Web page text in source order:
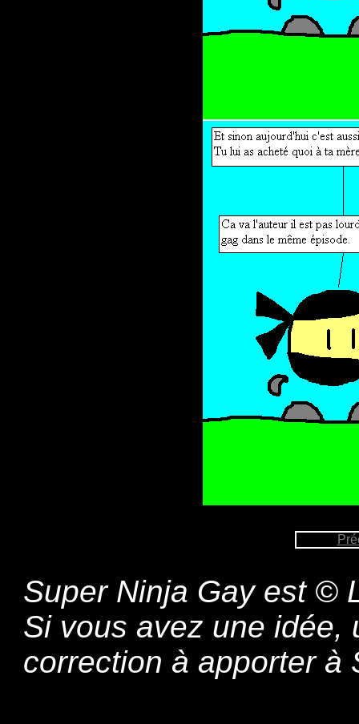
Super Ninja Gay est ©
Si vous avez une idée,
correction à apporter à